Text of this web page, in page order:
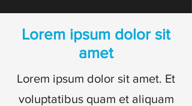
Lorem ipsum dolor sit
amet
Lorem ipsum dolor sit amet. Et
voluptatibus quam et aliquam